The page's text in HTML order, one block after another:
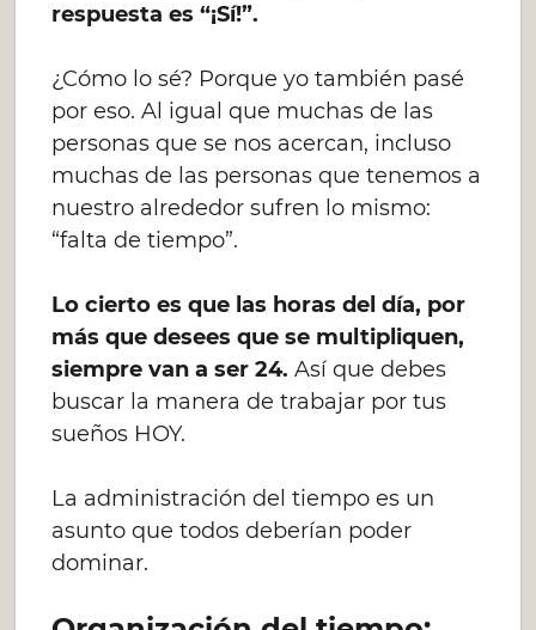
respuesta es “¡Sí!”.
¿Cómo lo sé? Porque yo también pasé
por eso. Al igual que muchas de las
personas que se nos acercan, incluso
muchas de las personas que tenemos a
nuestro alrededor sufren lo mismo:
“falta de tiempo”.
Lo cierto es que las horas del día, por
más que desees que se multipliquen,
siempre van a ser 24. Así que debes
buscar la manera de trabajar por tus
sueños HOY.
La administración del tiempo es un
asunto que todos deberían poder
dominar.